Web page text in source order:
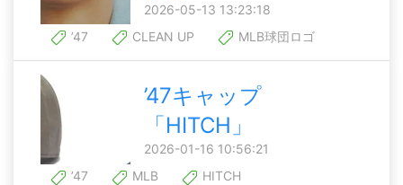
2026-05-13 13:23:18
’47
CLEAN UP MLB球団ロゴ
’47キャップ
「HITCH」
2026-01-16 10:56:21
’47
MLB HITCH